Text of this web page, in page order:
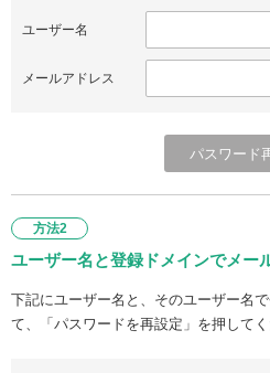
ユーザー名
メールアドレス
方法2
ユーザー名と登録ドメインでメー
下記にユーザー名と、そのユーザー名
て、「パスワードを再設定」を押してく